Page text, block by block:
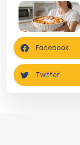
Facebook
Twitter